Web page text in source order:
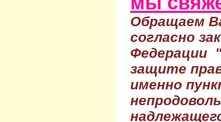
Обращаем
согласно
Федерации
защите
именно